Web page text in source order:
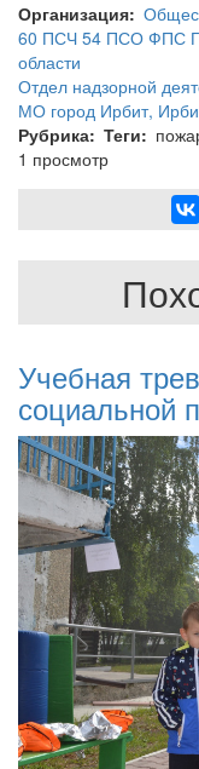
Организация
60 ПСЧ 54 ПСО ФПС
области
Отдел надзорной
МО город Ирбит,
Рубрика Теги
1 просмотр
Учебная
социальной